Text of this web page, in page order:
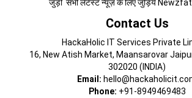
जुड़ी सभी लेटेस्ट न्यूज़ के लिए जुड़िये
Contact Us
HackaHolic IT Services Private
16, New Atish Market, Maansarovar
302020 (INDIA)
Email:
Phone: +91-8949469483